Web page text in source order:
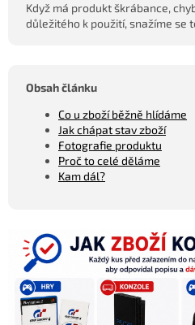
Když má produkt škrábance,
důležitého k použití, snažíme se
Obsah článku
Co u zboží běžně hlídáme
Jak chápat stav zboží
Fotografie produktu
Proč to celé děláme
Kam dál?